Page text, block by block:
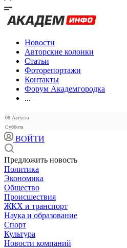
Новости
Авторские колонки
Статьи
Фоторепортажи
Контакты
Форум Академгородка
...
08 Августа
Суббота
ВОЙТИ
Предложить новость
Политика
Экономика
Общество
Происшествия
ЖКХ и транспорт
Наука и образование
Спорт
Культура
Новости компаний